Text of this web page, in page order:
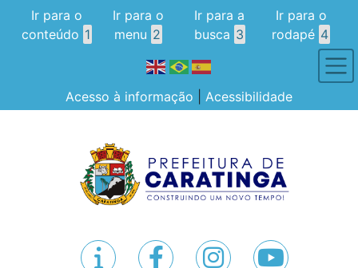
Ir para o
conteúdo 1
Ir para o
menu 2
Ir para a
busca 3
Ir para o
rodapé 4
Acesso à informação Acessibilidade